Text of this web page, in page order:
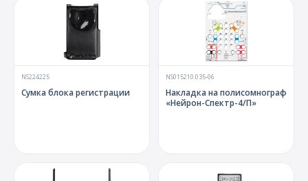
NS224225
Сумка блока регистрации
NS015210.035-06
Накладка на полисомнограф
«Нейрон-Спектр-4/П»